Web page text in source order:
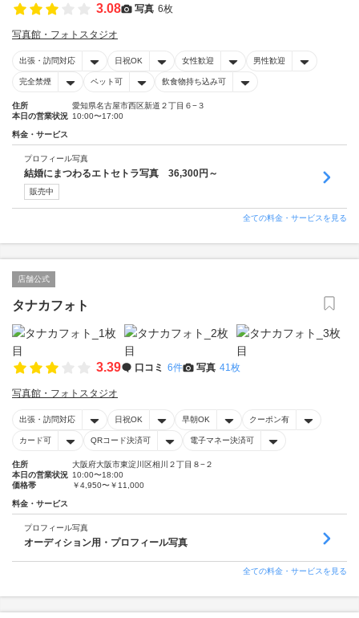
3.08 写真 6枚
写真館・フォトスタジオ
出張・訪問対応 日祝OK 女性歓迎 男性歓迎
完全禁煙 ペット可 飲食物持ち込み可
住所
愛知県名古屋市西区新道２丁目６−３
本日の営業状況 10:00〜17:00
料金・サービス
プロフィール写真
結婚にまつわるエトセトラ写真 36,300円～
販売中
全ての料金・サービスを見る
店舗公式
タナカフォト
3.39 口コミ 6件 写真 41枚
写真館・フォトスタジオ
出張・訪問対応 日祝OK 早朝OK クーポン有
カード可 QRコード決済可 電子マネー決済可
住所
大阪府大阪市東淀川区相川２丁目８−２
本日の営業状況 10:00〜18:00
価格帯
￥4,950〜￥11,000
料金・サービス
プロフィール写真
オーディション用・プロフィール写真
全ての料金・サービスを見る